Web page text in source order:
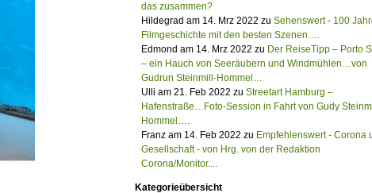
das zusammen?
Hildegrad am 14. Mrz 2022 zu Sehenswert - 100
Filmgeschichte mit den besten Szenen….
Edmond am 14. Mrz 2022 zu Der ReiseTipp – Porto
– ein Hauch von Seeräubern und Windmühlen…von
Gudrun Steinmill-Hommel…
Ulli am 21. Feb 2022 zu Streetart Hamburg –
Hafenstraße…Foto-Session in Fahrt von Gudy
Hommel….
Franz am 14. Feb 2022 zu Empfehlenswert - Corona
Gesellschaft - von Hrg. von der Redaktion
Corona/Monitor....
Kategorieübersicht